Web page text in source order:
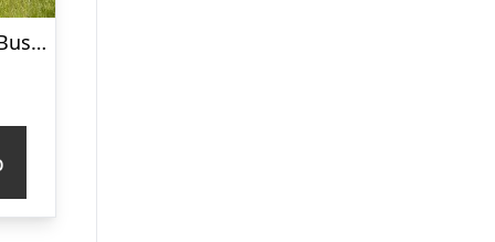
Premier Equine Buster 70g dækken med aftagelig hals – Lilla